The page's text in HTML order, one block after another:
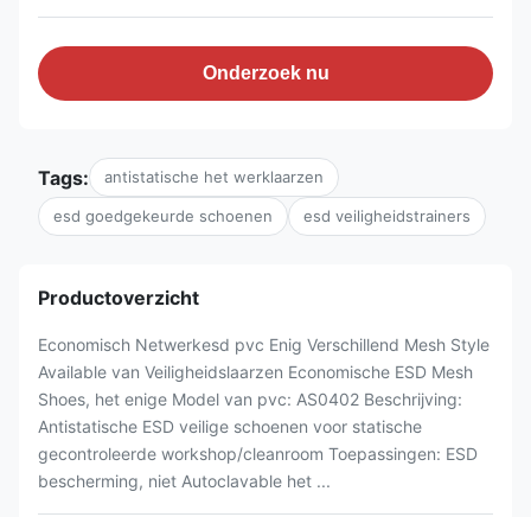
Onderzoek nu
Tags: antistatische het werklaarzen
esd goedgekeurde schoenen esd veiligheidstrainers
Productoverzicht
Economisch Netwerkesd pvc Enig Verschillend Mesh Style
Available van Veiligheidslaarzen Economische ESD Mesh
Shoes, het enige Model van pvc: AS0402 Beschrijving:
Antistatische ESD veilige schoenen voor statische
gecontroleerde workshop/cleanroom Toepassingen: ESD
bescherming, niet Autoclavable het ...